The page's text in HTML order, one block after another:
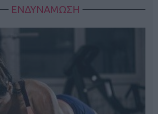
ΕΝΔΥΝΑΜΩΣΗ